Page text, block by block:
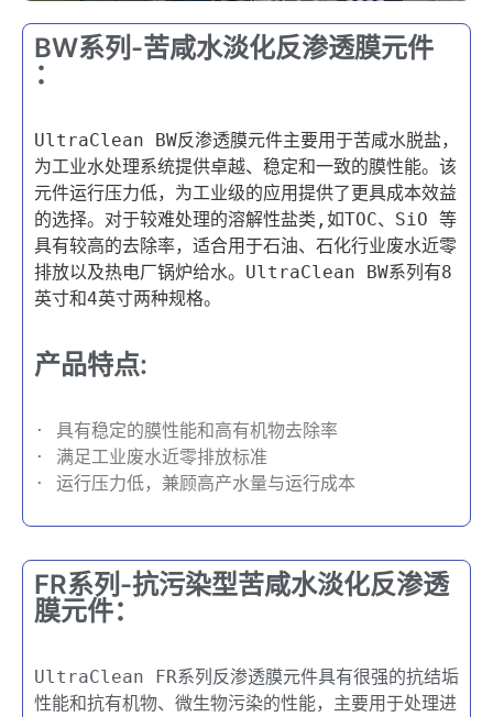
BW系列-苦咸水淡化反渗透膜元件​
：
UltraClean BW反渗透膜元件主要用于苦咸水脱盐，
为工业水处理系统提供卓越、稳定和一致的膜性能。该
元件运行压力低，为工业级的应用提供了更具成本效益
的选择。对于较难处理的溶解性盐类,如TOC、SiO 等
具有较高的去除率，适合用于石油、石化行业废水近零
排放以及热电厂锅炉给水。UltraClean BW系列有8
英寸和4英寸两种规格。
产品特点:
· 具有稳定的膜性能和高有机物去除率
· 满足工业废水近零排放标准
· 运行压力低，兼顾高产水量与运行成本
FR系列-抗污染型苦咸水淡化反渗透
膜元件​：
UltraClean FR系列反渗透膜元件具有很强的抗结垢
性能和抗有机物、微生物污染的性能，主要用于处理进